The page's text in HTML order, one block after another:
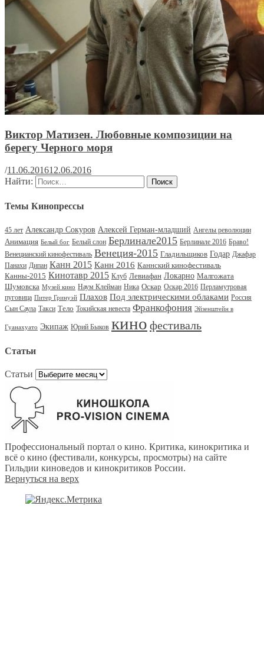
Виктор Матизен. Любовные композиции на
берегу Черного моря
/11.06.201612.06.2016
Найти:
Темы Кинопрессы
45 лет Александр Сокуров Алексей Герман-младший Ангелы революции
Анимация Белый бог Белый слон Берлинале2015 Берлинале 2016 Браво!
Венецианский кинофестиваль Венеция-2015 Гладильщиков Годар Джафар
Панахи Дипан Канн 2015 Канн 2016 Каннский кинофестиваль
Канны-2015 Кинотавр 2015 Клуб Левиафан Локарно Малгожата
Шумовска Музей кино Наум Клейман Ника Оскар Оскар 2016 Перламутровая
пуговица Питер Гринуэй Плахов Под электрическими облаками Россия
Сын Саула Такси Тело Токийская невеста Франкофония Эйзенштейн в
Гуанахуато Экипаж Юрий Быков кино фестиваль
Статьи
Статьи
Профессиональный портал о кино. Критика, кинокритика и
всё о кино (фестивали, конкурсы, просмотры) на сайте
Гильдии киноведов и кинокритиков России.
Вернуться на верх